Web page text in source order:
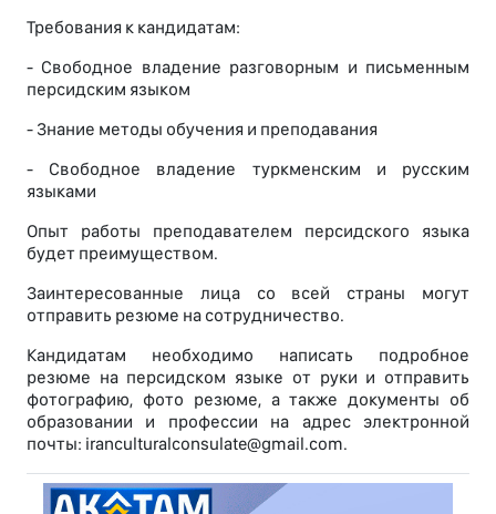
Требования к кандидатам:
- Свободное владение разговорным и письменным
персидским языком
- Знание методы обучения и преподавания
- Свободное владение туркменским и русским
языками
Опыт работы преподавателем персидского языка
будет преимуществом.
Заинтересованные лица со всей страны могут
отправить резюме на сотрудничество.
Кандидатам необходимо написать подробное
резюме на персидском языке от руки и отправить
фотографию, фото резюме, а также документы об
образовании и профессии на адрес электронной
почты: iranculturalconsulate@gmail.com.